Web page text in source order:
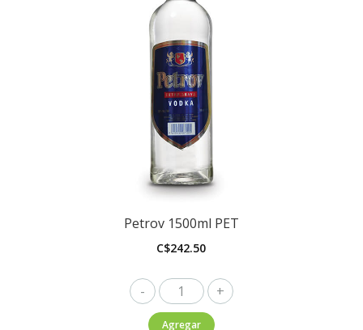
Petrov 1500ml PET
C$242.50
Petrov
1500ml
Agregar